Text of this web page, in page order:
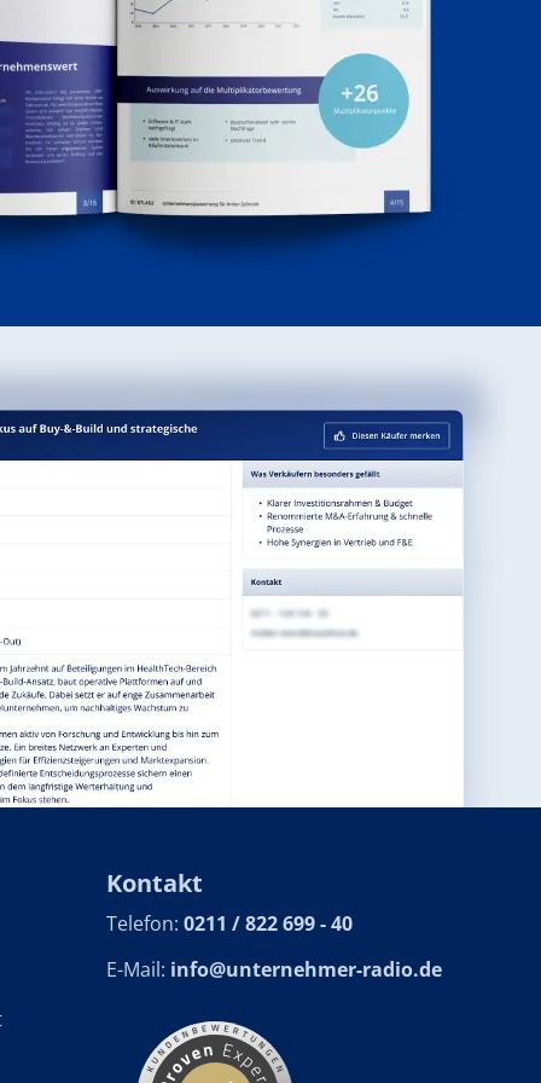
Kontakt
Telefon: 0211 / 822 699 - 40
E-Mail: info@unternehmer-radio.de